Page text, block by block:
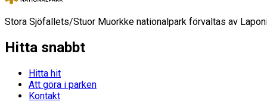
Stora Sjöfallets/Stuor Muorkke nationalpark förvaltas av
Hitta snabbt
Hitta hit
Att göra i parken
Kontakt